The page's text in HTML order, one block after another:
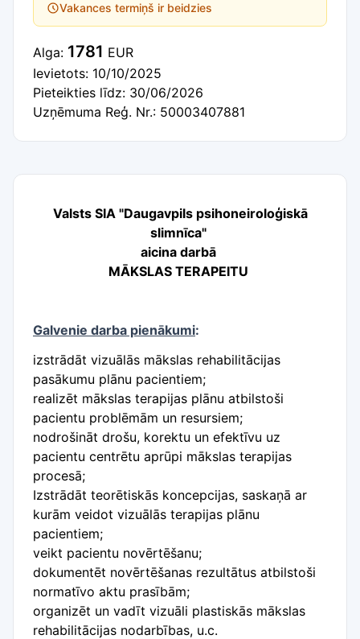
Valsts SIA "Daugavpils psihoneiroloģiskā
slimnīca"
aicina darbā
MĀKSLAS TERAPEITU
Galvenie darba pienākumi:
izstrādāt vizuālās mākslas rehabilitācijas
pasākumu plānu pacientiem;
realizēt mākslas terapijas plānu atbilstoši
pacientu problēmām un resursiem;
nodrošināt drošu, korektu un efektīvu uz
pacientu centrētu aprūpi mākslas terapijas
procesā;
Izstrādāt teorētiskās koncepcijas, saskaņā ar
kurām veidot vizuālās terapijas plānu
pacientiem;
veikt pacientu novērtēšanu;
dokumentēt novērtēšanas rezultātus atbilstoši
normatīvo aktu prasībām;
organizēt un vadīt vizuāli plastiskās mākslas
rehabilitācijas nodarbības, u.c.
Vakances termiņš ir beidzies
Alga: 1781 EUR
Ievietots: 10/10/2025
Pieteikties līdz: 30/06/2026
Uzņēmuma Reģ. Nr.: 50003407881